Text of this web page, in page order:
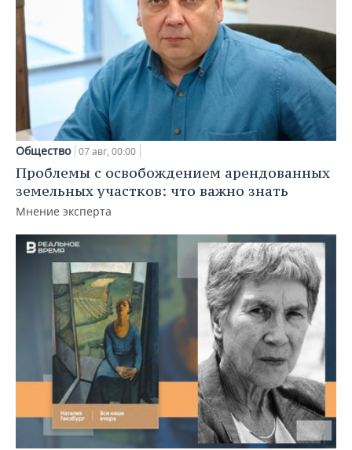
Общество 07 авг, 00:00
Проблемы с освобождением арендованных
земельных участков: что важно знать
Мнение эксперта